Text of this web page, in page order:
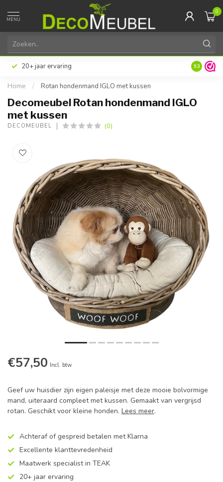
MENU
0
20+ jaar ervaring 9.3
Home / Rotan hondenmand IGLO met kussen
Decomeubel Rotan hondenmand IGLO
met kussen
DECOMEUBEL (0)
€57,50 Incl. btw
Geef uw huisdier zijn eigen paleisje met deze mooie bolvormige
mand, uiteraard compleet met kussen. Gemaakt van vergrijsd
rotan. Geschikt voor kleine honden. Lees meer.
Achteraf of gespreid betalen met Klarna
Excellente klanttevredenheid
Maatwerk specialist in TEAK
20+ jaar ervaring